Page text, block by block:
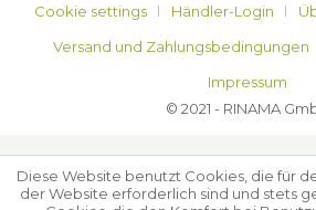
Cookie settings Händler-Login
Versand und Zahlungsbedingungen
Impressum
© 2021 - RINAMA
Diese Website benutzt Cookies, die für
der Website erforderlich sind und stets